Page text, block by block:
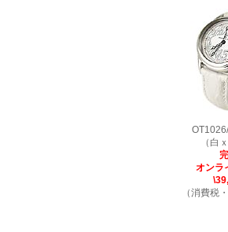
（白
オンラ
（消費税